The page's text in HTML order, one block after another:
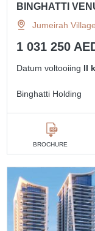
BINGHATTI
Jumeirah
1 031 250
Datum voltooiing II
Binghatti Holding
BROCHURE